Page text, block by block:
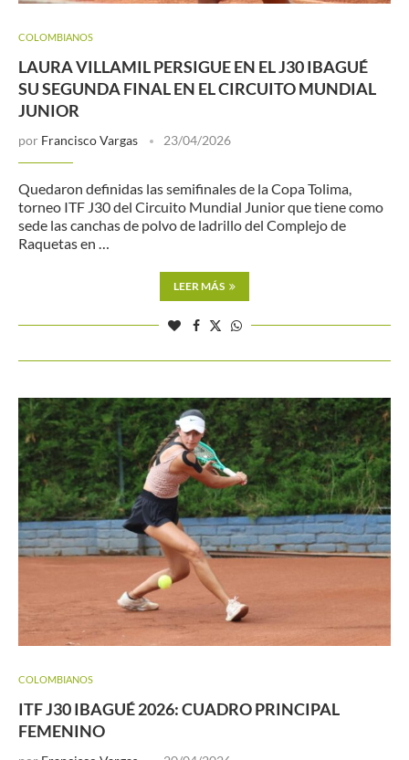
COLOMBIANOS
LAURA VILLAMIL PERSIGUE EN EL J30 IBAGUÉ
SU SEGUNDA FINAL EN EL CIRCUITO MUNDIAL
JUNIOR
por Francisco Vargas 23/04/2026
Quedaron definidas las semifinales de la Copa Tolima,
torneo ITF J30 del Circuito Mundial Junior que tiene como
sede las canchas de polvo de ladrillo del Complejo de
Raquetas en …
LEER MÁS
COLOMBIANOS
ITF J30 IBAGUÉ 2026: CUADRO PRINCIPAL
FEMENINO